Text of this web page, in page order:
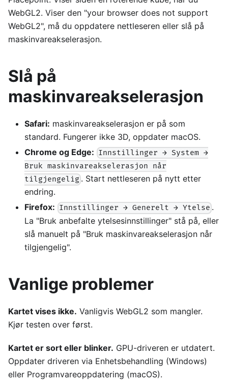
WebGL2. Viser den "your browser does not support
WebGL2", må du oppdatere nettleseren eller slå på
maskinvareakselerasjon.
Slå på
maskinvareakselerasjon
Safari: maskinvareakselerasjon er på som
standard. Fungerer ikke 3D, oppdater macOS.
Chrome og Edge: Innstillinger → System →
Bruk maskinvareakselerasjon når
tilgjengelig . Start nettleseren på nytt etter
endring.
Firefox: Innstillinger → Generelt → Ytelse .
La "Bruk anbefalte ytelsesinnstillinger" stå på, eller
slå manuelt på "Bruk maskinvareakselerasjon når
tilgjengelig".
Vanlige problemer
Kartet vises ikke. Vanligvis WebGL2 som mangler.
Kjør testen over først.
Kartet er sort eller blinker. GPU-driveren er utdatert.
Oppdater driveren via Enhetsbehandling (Windows)
eller Programvareoppdatering (macOS).